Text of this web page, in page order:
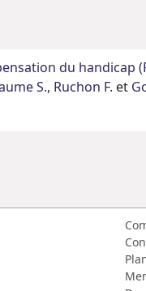
du handicap
S., Ruchon F. et